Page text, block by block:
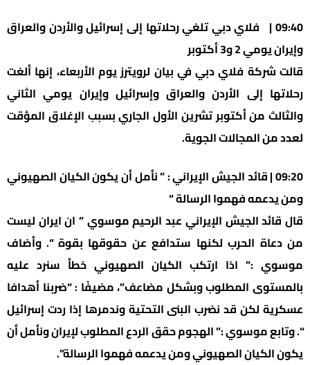
09:40 | فلاي دبي تلغي رحلاتها إلى إسرائيل والأردن والعراق
وإيران يومي 2 و3 أكتوبر
قالت شركة فلاي دبي في بيان لرويترز يوم الأربعاء، إنها ألغت
رحلاتها إلى الأردن والعراق وإسرائيل وإيران يومي الثاني
والثالث من أكتوبر تشرين الأول الجاري بسبب الإغلاق المؤقت
لعدد من المجالات الجوية.
09:20 | قائد الجيش الإيراني : ” نأمل أن يكون الكيان الصهيوني
ومن يدعمه فهموا الرسالة “
قال قائد الجيش الإيراني عبد الرحيم موسوي ” ان ايران ليست
من دعاة الحرب لكنها ستدافع عن حقوقها بقوة “. وأضاف
موسوي :” اذا ارتكب الكيان الصهيوني خطأ سنرد عليه
بالمستوى المطلوب وبشكل مضاعف”، مضيفًا : “ضربنا أهدافا
عسكرية لكن قد نضرب البنى التحتية وندمرها إذا ردت إسرائيل
“. وتابع موسوي :” الهجوم حقق الردع المطلوب لإيران ونأمل أن
يكون الكيان الصهيوني ومن يدعمه فهموا الرسالة”.